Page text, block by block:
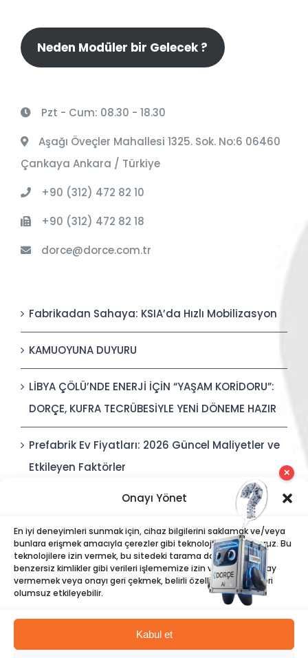
Onayı Yönet
En iyi deneyimleri sunmak için, cihaz bilgilerini saklamak ve/veya
bunlara erişmek amacıyla çerezler gibi teknolojiler kullanıyoruz. Bu
teknolojilere izin vermek, bu sitedeki tarama davranışı veya
benzersiz kimlikler gibi verileri işlememize izin verecektir. Onay
vermemek veya onayı geri çekmek, belirli özellikleri ve işlevleri
olumsuz etkileyebilir.
Kabul et
Neden Modüler bir Gelecek ?
Pzt - Cum: 08.30 - 18.30
Aşağı Öveçler Mahallesi 1325. Sok. No:6 06460
Çankaya Ankara / Türkiye
+90 (312) 472 82 10
+90 (312) 472 82 18
dorce@dorce.com.tr
Fabrikadan Sahaya: KSIA’da Hızlı Mobilizasyon
KAMUOYUNA DUYURU
LİBYA ÇÖLÜ’NDE ENERJİ İÇİN “YAŞAM KORİDORU”:
DORÇE, KUFRA TECRÜBESİYLE YENİ DÖNEME HAZIR
Prefabrik Ev Fiyatları: 2026 Güncel Maliyetler ve
Etkileyen Faktörler
Polis Karakolları: Güvenli, Entegre ve Hızlı İnşa
Edilebilir Kamu Güvenliği Yapıları
©Dorce| Tüm Hakları Saklıdır |Bilgi Toplumu Hizmetleri|
✕